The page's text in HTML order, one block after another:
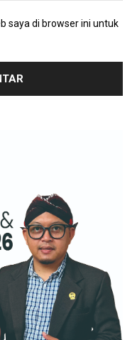
saya di browser ini untuk